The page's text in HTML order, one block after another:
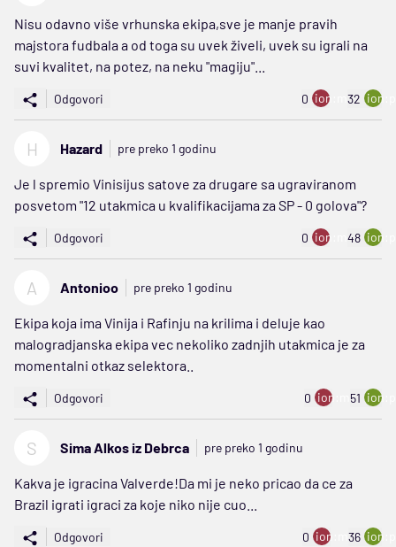
Nisu odavno više vrhunska ekipa,sve je manje pravih
majstora fudbala a od toga su uvek živeli, uvek su igrali na
suvi kvalitet, na potez, na neku "magiju"...
Odgovori 0 ion:minus
32
H Hazard pre preko 1 godinu
Je l spremio Vinisijus satove za drugare sa ugraviranom
posvetom "12 utakmica u kvalifikacijama za SP - 0 golova"?
Odgovori 0 ion:minus
48
A Antonioo pre preko 1 godinu
Ekipa koja ima Vinija i Rafinju na krilima i deluje kao
malogradjanska ekipa vec nekoliko zadnjih utakmica je za
momentalni otkaz selektora..
Odgovori 0 ion:minus
51
S Sima Alkos iz Debrca pre preko 1 godinu
Kakva je igracina Valverde!Da mi je neko pricao da ce za
Brazil igrati igraci za koje niko nije cuo...
Odgovori 0 ion:minus
36